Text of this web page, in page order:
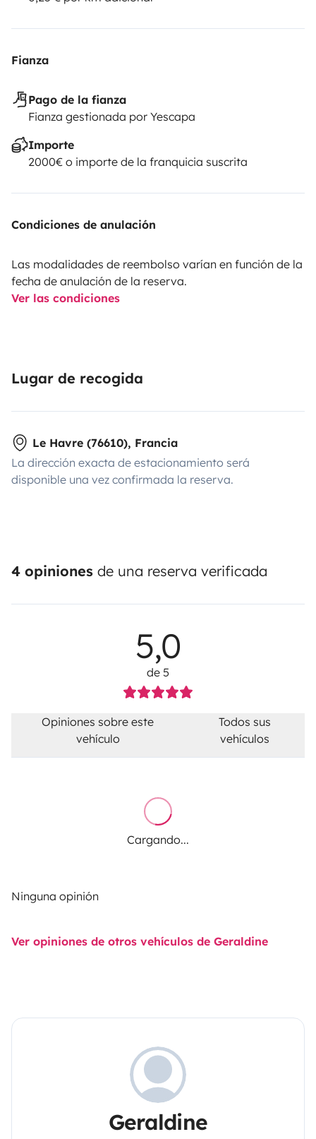
Fianza
Pago de la fianza
Fianza gestionada por Yescapa
Importe
2000€ o importe de la franquicia suscrita
Condiciones de anulación
Las modalidades de reembolso varían en función de la
fecha de anulación de la reserva.
Ver las condiciones
Lugar de recogida
Le Havre (76610), Francia
La dirección exacta de estacionamiento será
disponible una vez confirmada la reserva.
4 opiniones de una reserva verificada
5,0
de 5
Opiniones sobre este
vehículo
Todos sus
vehículos
Cargando...
Ninguna opinión
Ver opiniones de otros vehículos de Geraldine
Geraldine